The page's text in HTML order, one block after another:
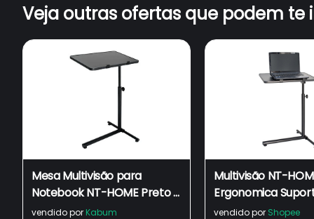
Veja outras ofertas que podem te
Mesa Multivisão para
Notebook NT-HOME Preto -
34219
vendido por Kabum
Multivisão NT-
Ergonomica
Ergonomico para
vendido por Shopee